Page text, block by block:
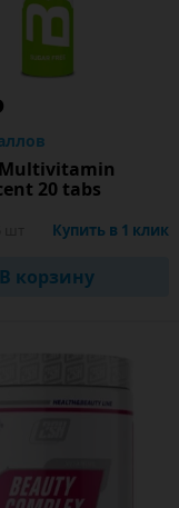
Multivitamin
20 tabs
Купить в 1 клик
В корзину